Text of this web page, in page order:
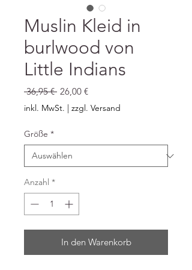
Muslin Kleid in
burlwood von
Little Indians
36,95 € Standardpreis
26,00 €Sale-
Preis
inkl. MwSt. | zzgl. Versand
Größe *
Anzahl *
In den Warenkorb